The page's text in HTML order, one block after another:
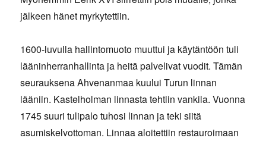
jälkeen hänet myrkytettiin.
1600-luvulla hallintomuoto muuttui ja käytäntöön tuli
lääninherranhallinta ja heitä palvelivat vuodit. Tämän
seurauksena Ahvenanmaa kuului Turun linnan
lääniin. Kastelholman linnasta tehtiin vankila. Vuonna
1745 suuri tulipalo tuhosi linnan ja teki siitä
asumiskelvottoman. Linnaa aloitettiin restauroimaan